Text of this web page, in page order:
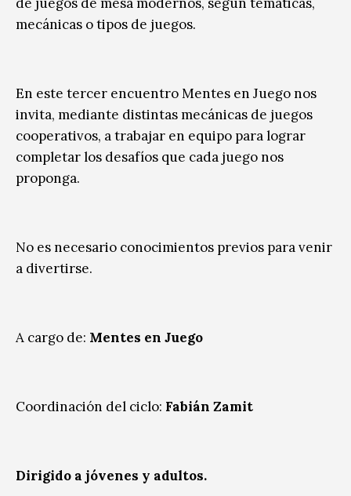
mecánicas o tipos de juegos.
En este tercer encuentro Mentes en Juego nos
invita, mediante distintas mecánicas de juegos
cooperativos, a trabajar en equipo para lograr
completar los desafíos que cada juego nos
proponga.
No es necesario conocimientos previos para venir
a divertirse.
A cargo de: Mentes en Juego
Coordinación del ciclo: Fabián Zamit
Dirigido a jóvenes y adultos.